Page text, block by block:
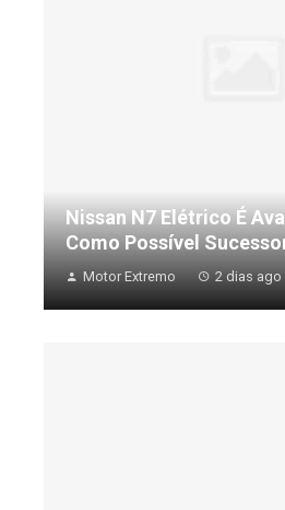
Nissan N7 Elétrico É
Como Possível
Motor Extremo 2 dias ago